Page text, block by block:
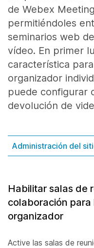
de Webex
permitiéndoles
seminarios web
vídeo. En primer
característica
organizador
puede configurar
devolución de
Administración del
Habilitar salas de
colaboración para
organizador
Active las salas de